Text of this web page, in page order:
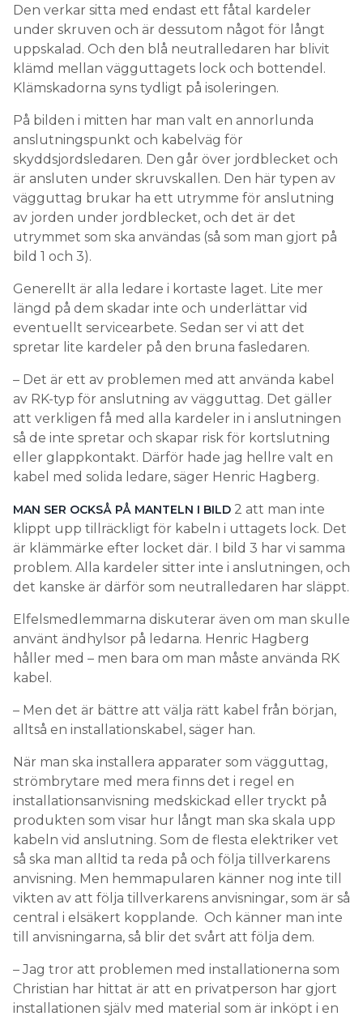
Den verkar sitta med endast ett fåtal kardeler
under skruven och är dessutom något för långt
uppskalad. Och den blå neutralledaren har blivit
klämd mellan vägguttagets lock och bottendel.
Klämskadorna syns tydligt på isoleringen.
På bilden i mitten har man valt en annorlunda
anslutningspunkt och kabelväg för
skyddsjordsledaren. Den går över jordblecket och
är ansluten under skruvskallen. Den här typen av
vägguttag brukar ha ett utrymme för anslutning
av jorden under jordblecket, och det är det
utrymmet som ska användas (så som man gjort på
bild 1 och 3).
Generellt är alla ledare i kortaste laget. Lite mer
längd på dem skadar inte och underlättar vid
eventuellt servicearbete. Sedan ser vi att det
spretar lite kardeler på den bruna fasledaren.
– Det är ett av problemen med att använda kabel
av RK-typ för anslutning av vägguttag. Det gäller
att verkligen få med alla kardeler in i anslutningen
så de inte spretar och skapar risk för kortslutning
eller glappkontakt. Därför hade jag hellre valt en
kabel med solida ledare, säger Henric Hagberg.
MAN SER OCKSÅ PÅ MANTELN I BILD 2 att man inte
klippt upp tillräckligt för kabeln i uttagets lock. Det
är klämmärke efter locket där. I bild 3 har vi samma
problem. Alla kardeler sitter inte i anslutningen, och
det kanske är därför som neutralledaren har släppt.
Elfelsmedlemmarna diskuterar även om man skulle
använt ändhylsor på ledarna. Henric Hagberg
håller med – men bara om man måste använda RK
kabel.
– Men det är bättre att välja rätt kabel från början,
alltså en installationskabel, säger han.
När man ska installera apparater som vägguttag,
strömbrytare med mera finns det i regel en
installationsanvisning medskickad eller tryckt på
produkten som visar hur långt man ska skala upp
kabeln vid anslutning. Som de flesta elektriker vet
så ska man alltid ta reda på och följa tillverkarens
anvisning. Men hemmapularen känner nog inte till
vikten av att följa tillverkarens anvisningar, som är så
central i elsäkert kopplande. Och känner man inte
till anvisningarna, så blir det svårt att följa dem.
– Jag tror att problemen med installationerna som
Christian har hittat är att en privatperson har gjort
installationen själv med material som är inköpt i en